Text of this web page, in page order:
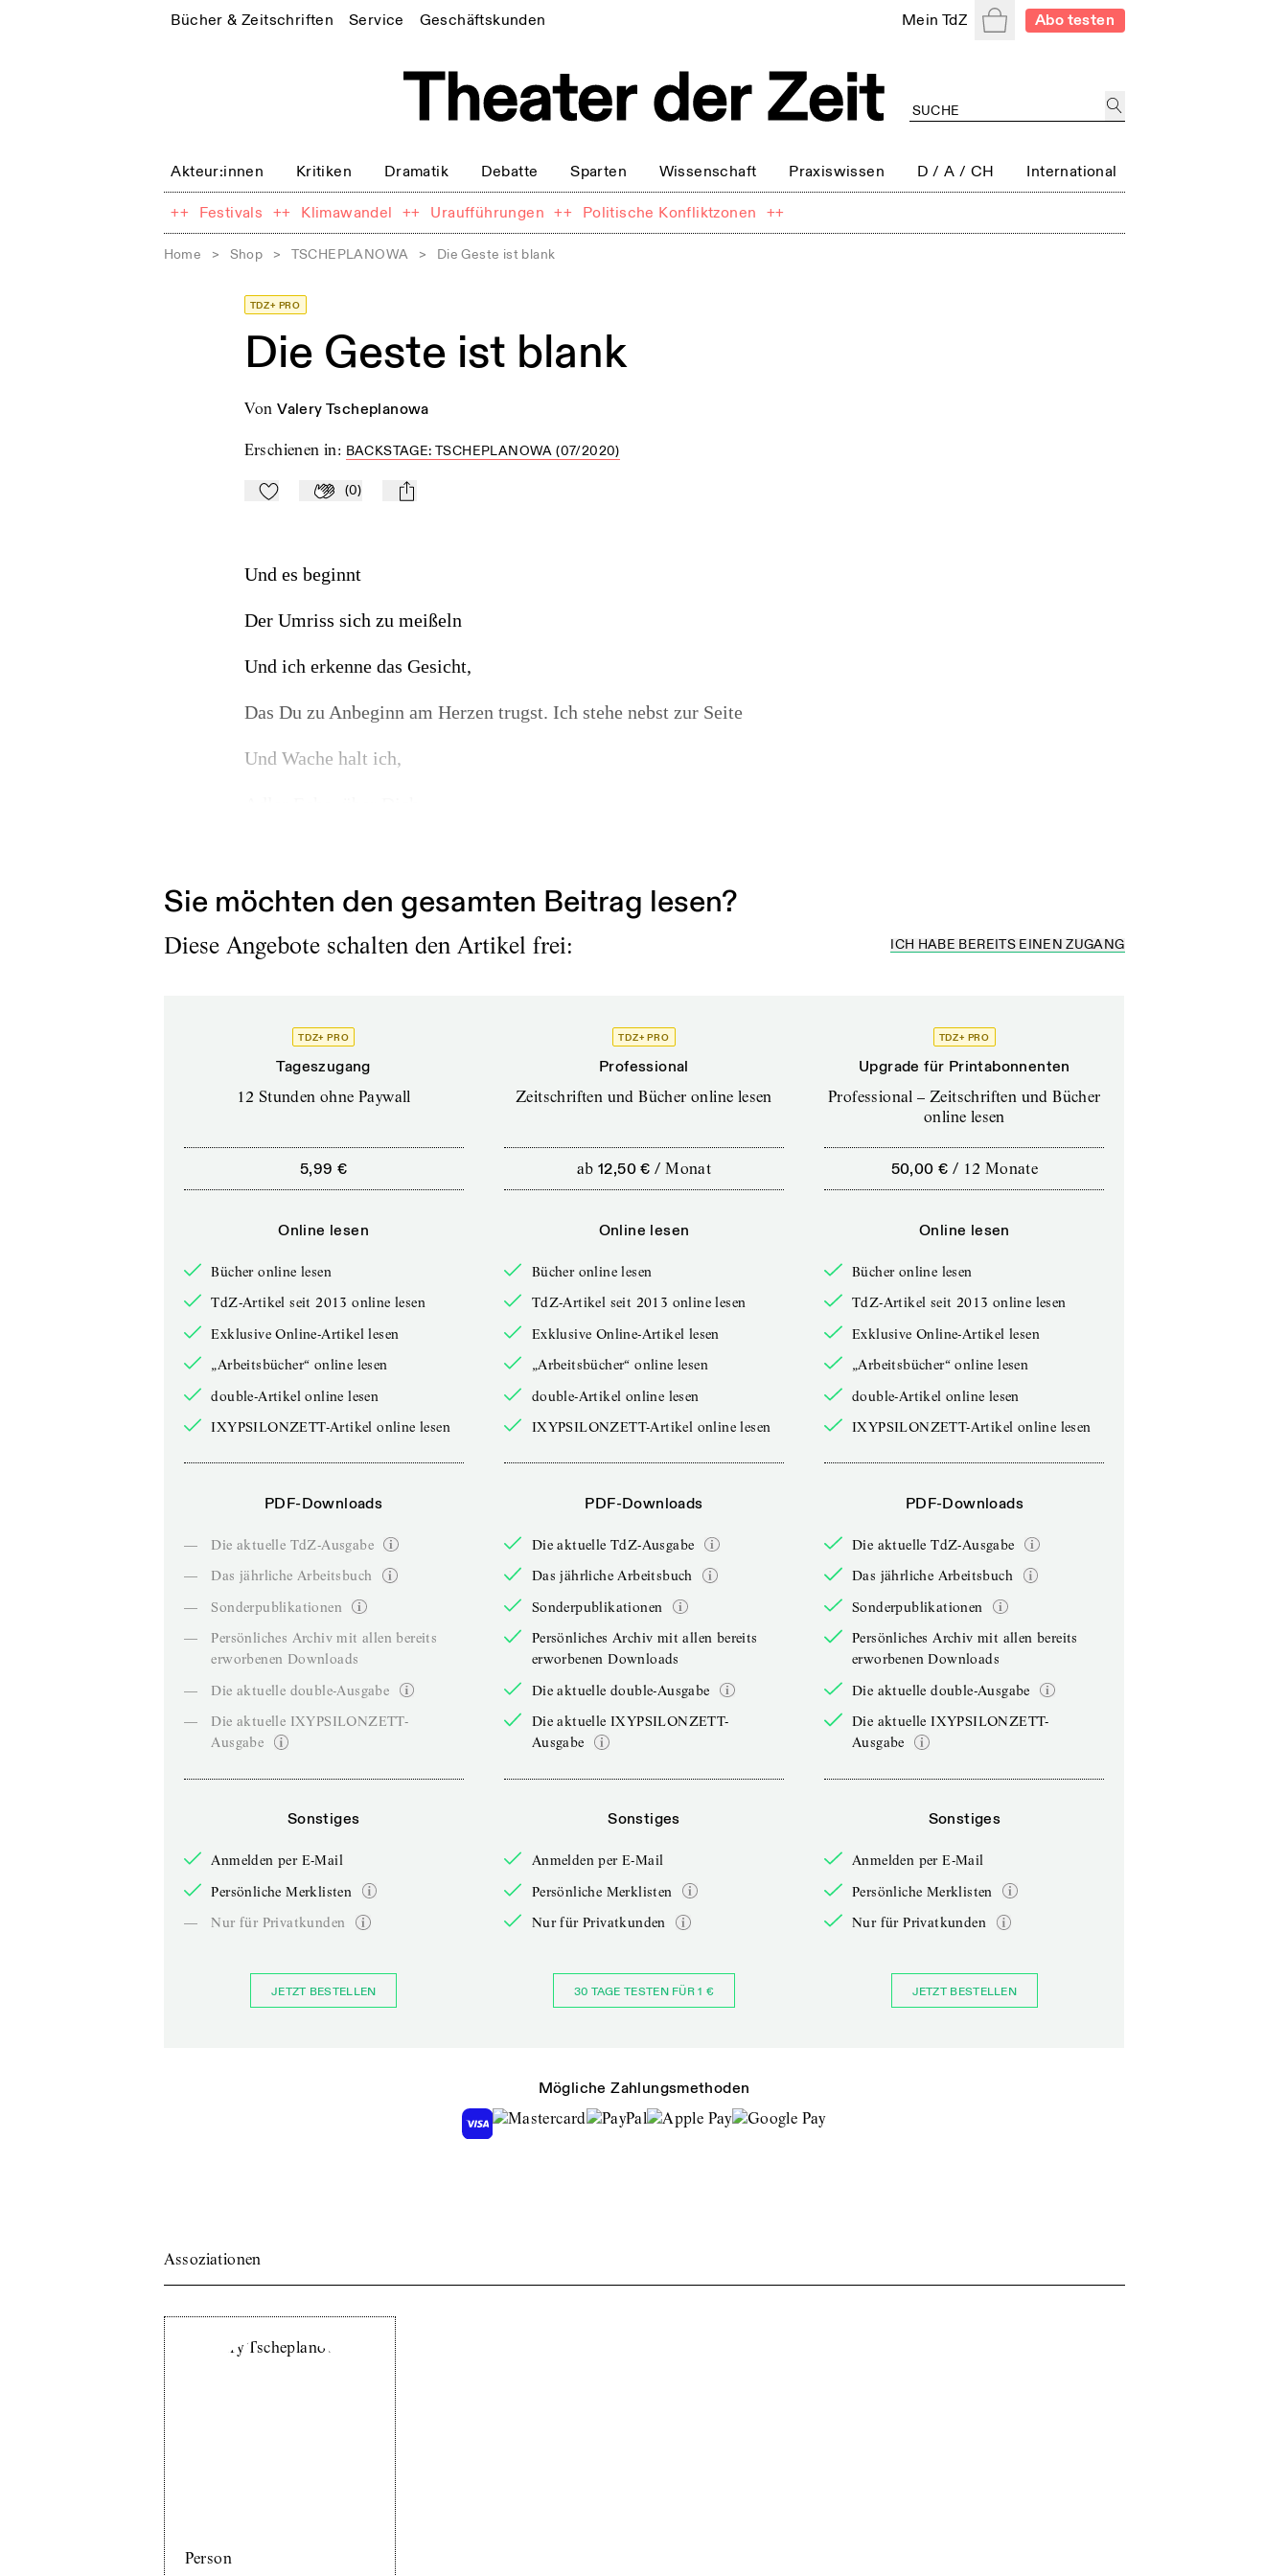
Bücher & Zeitschriften Service Geschäftskunden Mein TdZ WarenkorbAbo testen
Akteur:innen Kritiken Dramatik Debatte Sparten Wissenschaft Praxiswissen D / A / CH International
++ Festivals ++ Klimawandel ++ Uraufführungen ++ Politische Konfliktzonen ++
Home > Shop > TSCHEPLANOWA > Die Geste ist blank
TDZ+ PRO
Die Geste ist blank
von Valery Tscheplanowa
Erschienen in: BACKSTAGE: TSCHEPLANOWA (07/2020)
Zu Mein-TdZ hinzufügen
Applaudieren
(0) mail
Und es beginnt
Der Umriss sich zu meißeln
Und ich erkenne das Gesicht,
Das Du zu Anbeginn am Herzen trugst. Ich stehe nebst zur Seite
Und Wache halt ich,
Sie möchten den gesamten Beitrag lesen?
Diese Angebote schalten den Artikel frei: ICH HABE BEREITS EINEN ZUGANG
TDZ+ PRO
Tageszugang
12 Stunden ohne Paywall
5,99 €
Online lesen
Bücher online lesen
TdZ-Artikel seit 2013 online lesen
Exklusive Online-Artikel lesen
„Arbeitsbücher“ online lesen
double-Artikel online lesen
IXYPSILONZETT-Artikel online lesen
PDF-Downloads
—
Die aktuelle TdZ-Ausgabe
—
Das jährliche Arbeitsbuch
—
Sonderpublikationen
—
Persönliches Archiv mit allen bereits
erworbenen Downloads
—
Die aktuelle double-Ausgabe
—
Die aktuelle IXYPSILONZETT-
Ausgabe
Sonstiges
Anmelden per E-Mail
Persönliche Merklisten
—
Nur für Privatkunden
JETZT BESTELLEN
TDZ+ PRO
Professional
Zeitschriften und Bücher online lesen
ab 12,50 € /Monat
Online lesen
Bücher online lesen
TdZ-Artikel seit 2013 online lesen
Exklusive Online-Artikel lesen
„Arbeitsbücher“ online lesen
double-Artikel online lesen
IXYPSILONZETT-Artikel online lesen
PDF-Downloads
Die aktuelle TdZ-Ausgabe
Das jährliche Arbeitsbuch
Sonderpublikationen
Persönliches Archiv mit allen bereits
erworbenen Downloads
Die aktuelle double-Ausgabe
Die aktuelle IXYPSILONZETT-
Ausgabe
Sonstiges
Anmelden per E-Mail
Persönliche Merklisten
Nur für Privatkunden
30 TAGE TESTEN FÜR 1 €
TDZ+ PRO
Upgrade für Printabonnenten
Professional – Zeitschriften und Bücher
online lesen
50,00 € / 12 Monate
Online lesen
Bücher online lesen
TdZ-Artikel seit 2013 online lesen
Exklusive Online-Artikel lesen
„Arbeitsbücher“ online lesen
double-Artikel online lesen
IXYPSILONZETT-Artikel online lesen
PDF-Downloads
Die aktuelle TdZ-Ausgabe
Das jährliche Arbeitsbuch
Sonderpublikationen
Persönliches Archiv mit allen bereits
erworbenen Downloads
Die aktuelle double-Ausgabe
Die aktuelle IXYPSILONZETT-
Ausgabe
Sonstiges
Anmelden per E-Mail
Persönliche Merklisten
Nur für Privatkunden
JETZT BESTELLEN
Mögliche Zahlungsmethoden
Assoziationen
Person